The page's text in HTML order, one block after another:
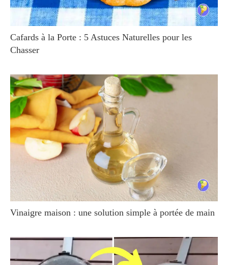
Cafards à la Porte : 5 Astuces Naturelles pour les
Chasser
Vinaigre maison : une solution simple à portée de main